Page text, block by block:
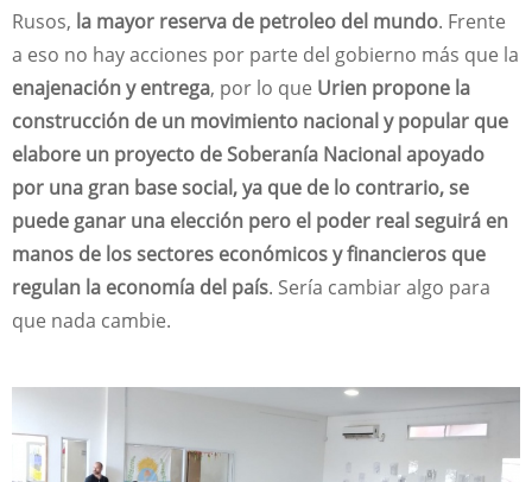
Rusos, la mayor reserva de petroleo del mundo. Frente
a eso no hay acciones por parte del gobierno más que la
enajenación y entrega, por lo que Urien propone la
construcción de un movimiento nacional y popular que
elabore un proyecto de Soberanía Nacional apoyado
por una gran base social, ya que de lo contrario, se
puede ganar una elección pero el poder real seguirá en
manos de los sectores económicos y financieros que
regulan la economía del país. Sería cambiar algo para
que nada cambie.